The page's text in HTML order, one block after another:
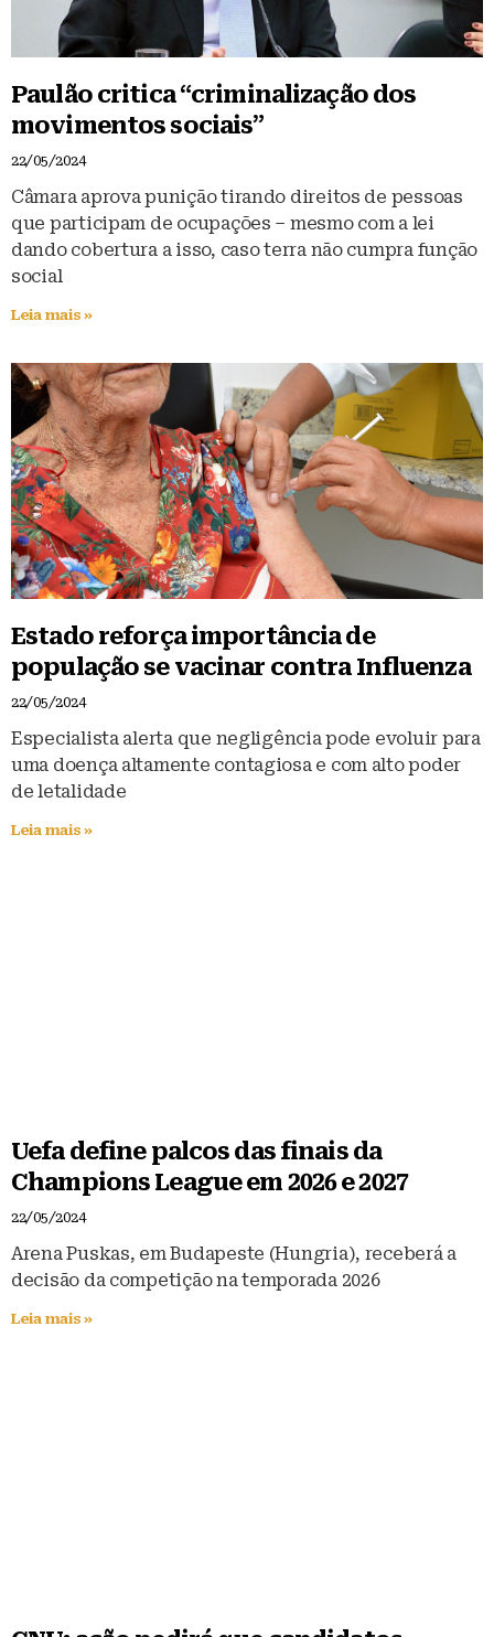
Paulão critica “criminalização dos
movimentos sociais”
22/05/2024
Câmara aprova punição tirando direitos de pessoas
que participam de ocupações – mesmo com a lei
dando cobertura a isso, caso terra não cumpra função
social
Leia mais »
Estado reforça importância de
população se vacinar contra Influenza
22/05/2024
Especialista alerta que negligência pode evoluir para
uma doença altamente contagiosa e com alto poder
de letalidade
Leia mais »
Uefa define palcos das finais da
Champions League em 2026 e 2027
22/05/2024
Arena Puskas, em Budapeste (Hungria), receberá a
decisão da competição na temporada 2026
Leia mais »